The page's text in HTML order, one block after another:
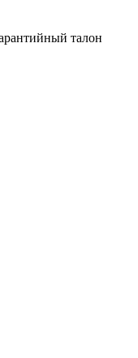
талон